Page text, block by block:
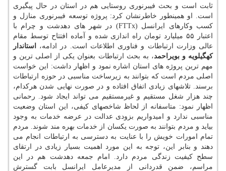
ثابت است و بحث فیبرنوری روستایی هم در استان در حال پیگیری
است. او همینطور خاطرنشان کرد: پروژه توسعه فیبرنوری منازل و
کسب وکارهای ایرانسل (FTTx) در شهر های دهدشت و چرام با
اعتبار ۵۵ میلیارد تومان راه اندازی شده و آماده افتتاح توسط مقام
عالی وزارت ارتباطات و فناوری اطلاعات است. در ادامه،
استاندار
کهگیلویه و بویراحمد، به بحث ارتباطات بعنوان یکی از اصلی ترین و
مهم ترین پروژه های استان اشاره نمود و اظهار داشت: این خواست
اصلی مردم است که بتوانند به زیرساخت مناسبی در حوزه ارتباطات
برسند. تلاشهای زیادی اتفاق افتاده و در صورت نهایی شدن هرکدام،
چند هزار شغل مستقیم و غیرمستقیم می تواند ایجاد شود. رحمانی
اظهار نمود: متاسفانه از لحاظ شاخصهای کیفی، این استان وضعیت
مناسبی ندارد و امیدواریم بزودی عدالت در عرضه خدمات به وجود
بیاید و مردم بتوانند به صورت یکسان از خدمات بهره مند شوند. مردم
تمام امورات خویش را با عنایت به دسترسی به ارتباطات انجام می
دهند و بنابر این، توجه به این مورد اهمیت بسیار زیادی در ارتقای
سطح کیفیت زندگی مردم دارد. امام جمعه دهدشت هم در این
مراسم، ضمن قدردانی از مدیرعامل ایرانسل بابت گسترش